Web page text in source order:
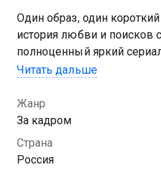
Один образ, один
история любви и поисков
полноценный яркий
альфача: режиссер Радик
фильм, одержавший
Герой дока и стал
дерзкая комедия с
грани, реквизитом из
Читать дальше
Жанр
За кадром
Страна
Россия